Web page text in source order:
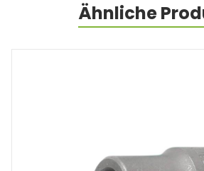
Ähnliche